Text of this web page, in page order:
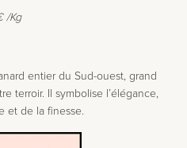
/Kg
entier du Sud-ouest, grand
terroir. Il symbolise l’élégance,
et de la finesse.